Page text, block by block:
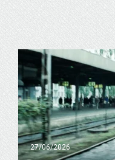
27/06/2026